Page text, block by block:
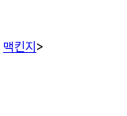
맥킨지 >